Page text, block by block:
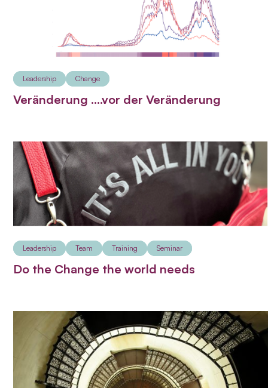
Leadership Change
Veränderung ….vor der Veränderung
Leadership Team Training Seminar
Do the Change the world needs